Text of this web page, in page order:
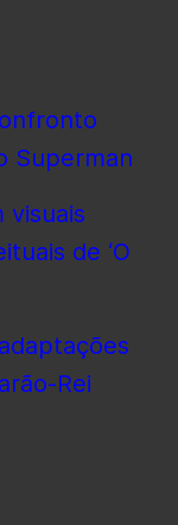
Superman
visuais
de ‘O
Rei